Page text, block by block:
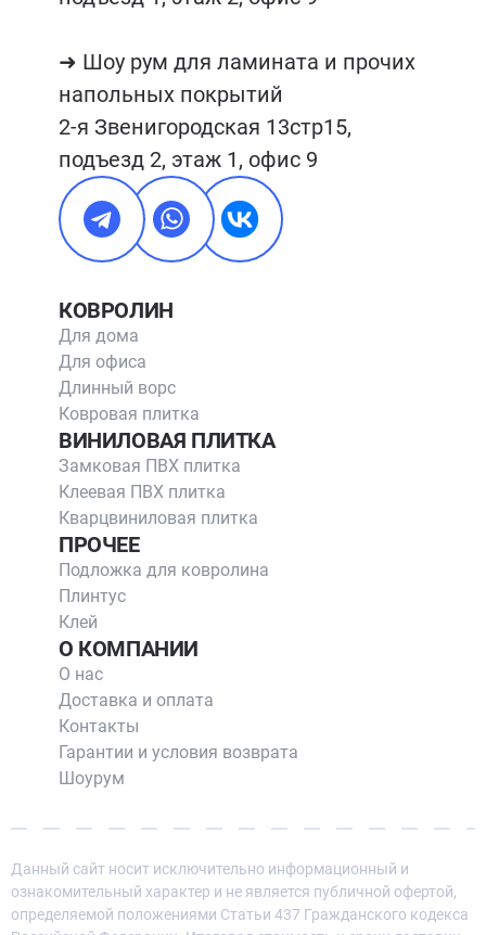
➜ Шоу рум для ламината и прочих
напольных покрытий
2-я Звенигородская 13стр15,
подъезд 2, этаж 1, офис 9
КОВРОЛИН
Для дома
Для офиса
Длинный ворс
Ковровая плитка
ВИНИЛОВАЯ ПЛИТКА
Замковая ПВХ плитка
Клеевая ПВХ плитка
Кварцвиниловая плитка
ПРОЧЕЕ
Подложка для ковролина
Плинтус
Клей
О КОМПАНИИ
О нас
Доставка и оплата
Контакты
Гарантии и условия возврата
Шоурум
Данный сайт носит исключительно информационный и
ознакомительный характер и не является публичной офертой,
определяемой положениями Статьи 437 Гражданского кодекса